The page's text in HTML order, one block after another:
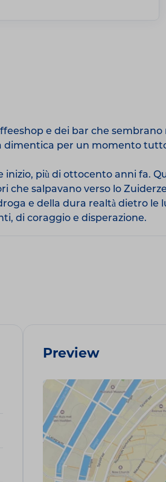
e dei bar che
per un momento tutto
più di ottocento anni fa.
che salpavano verso lo
e della dura realtà dietro le
di coraggio e disperazione.
Preview